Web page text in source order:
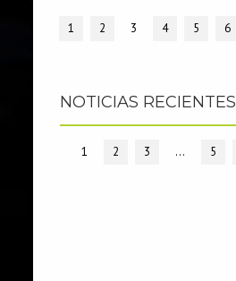
1 2 3 4 5 6
NOTICIAS RECIENTES
1 2 3 … 5